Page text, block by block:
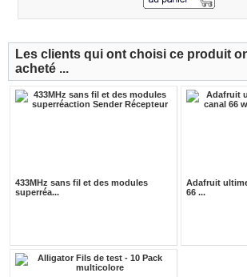
Les clients qui ont choisi ce produit
acheté ...
433MHz sans fil et des modules
superréa...
Adafruit
66 ...